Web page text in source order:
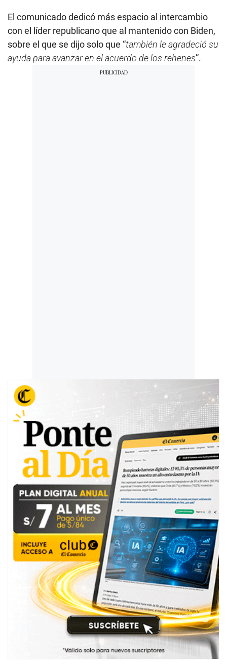
El comunicado dedicó más espacio al intercambio
con el líder republicano que al mantenido con Biden,
sobre el que se dijo solo que “también le agradeció su
ayuda para avanzar en el acuerdo de los rehenes”.